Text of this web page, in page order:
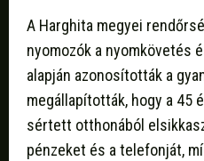
A Harghita megyei
nyomozók a nyomkövetés
alapján azonosították a
megállapították, hogy a 45
sértett otthonából
pénzeket és a telefonját,